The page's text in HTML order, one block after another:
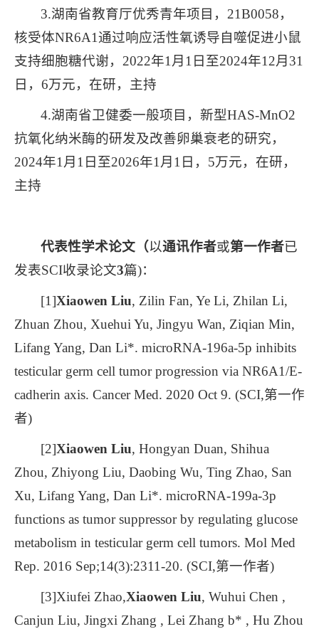
3.湖南省教育厅优秀青年项目，21B0058，
核受体NR6A1通过响应活性氧诱导自噬促进小鼠
支持细胞糖代谢，2022年1月1日至2024年12月31
日，6万元，在研，主持
4.湖南省卫健委一般项目，新型HAS-MnO2
抗氧化纳米酶的研发及改善卵巢衰老的研究，
2024年1月1日至2026年1月1日，5万元，在研，
主持
代表性学术论文（以通讯作者或第一作者已
发表SCI收录论文3篇)：
[1]Xiaowen Liu, Zilin Fan, Ye Li, Zhilan Li,
Zhuan Zhou, Xuehui Yu, Jingyu Wan, Ziqian Min,
Lifang Yang, Dan Li*. microRNA-196a-5p inhibits
testicular germ cell tumor progression via NR6A1/E-
cadherin axis. Cancer Med. 2020 Oct 9. (SCI,第一作
者)
[2]Xiaowen Liu, Hongyan Duan, Shihua
Zhou, Zhiyong Liu, Daobing Wu, Ting Zhao, San
Xu, Lifang Yang, Dan Li*. microRNA-199a-3p
functions as tumor suppressor by regulating glucose
metabolism in testicular germ cell tumors. Mol Med
Rep. 2016 Sep;14(3):2311-20. (SCI,第一作者)
[3]Xiufei Zhao,Xiaowen Liu, Wuhui Chen ,
Canjun Liu, Jingxi Zhang , Lei Zhang b* , Hu Zhou